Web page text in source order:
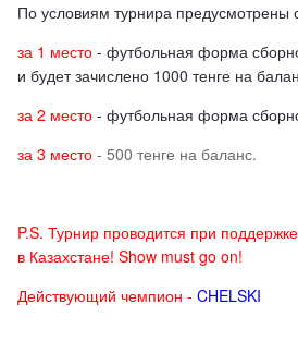
По условиям турнира
за 1 место - футбольная форма
и будет зачислено 1000 тенге на
за 2 место - футбольная форма
за 3 место - 500 тенге на баланс.
P.S. Турнир проводится при
в Казахстане! Show must go on!
Действующий чемпион - CHELSKI